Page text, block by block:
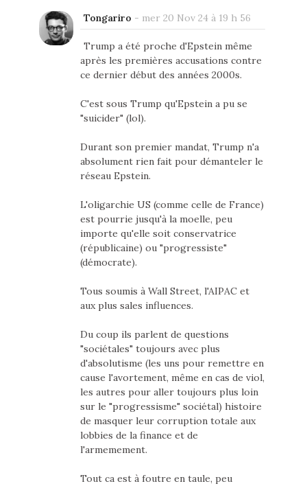
Tongariro - mer 20 Nov 24 à 19 h 56
Trump a été proche d'Epstein même
après les premières accusations contre
ce dernier début des années 2000s.
C'est sous Trump qu'Epstein a pu se
"suicider" (lol).
Durant son premier mandat, Trump n'a
absolument rien fait pour démanteler le
réseau Epstein.
L'oligarchie US (comme celle de France)
est pourrie jusqu'à la moelle, peu
importe qu'elle soit conservatrice
(républicaine) ou "progressiste"
(démocrate).
Tous soumis à Wall Street, l'AIPAC et
aux plus sales influences.
Du coup ils parlent de questions
"sociétales" toujours avec plus
d'absolutisme (les uns pour remettre en
cause l'avortement, même en cas de viol,
les autres pour aller toujours plus loin
sur le "progressisme" sociétal) histoire
de masquer leur corruption totale aux
lobbies de la finance et de
l'armemement.
Tout ca est à foutre en taule, peu